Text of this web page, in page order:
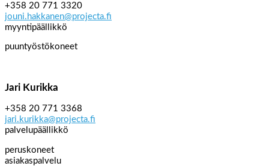
+358 20 771 3320
jouni.hakkanen@projecta.fi
myyntipäällikkö
puuntyöstökoneet
Jari Kurikka
+358 20 771 3368
jari.kurikka@projecta.fi
palvelupäällikkö
peruskoneet
asiakaspalvelu